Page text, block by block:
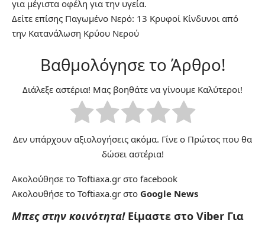
για μέγιστα οφέλη για την υγεία.
Δείτε επίσης Παγωμένο Νερό: 13 Κρυφοί Κίνδυνοι από
την Κατανάλωση Κρύου Νερού
Βαθμολόγησε το Άρθρο!
Διάλεξε αστέρια! Μας βοηθάτε να γίνουμε Καλύτεροι!
Δεν υπάρχουν αξιολογήσεις ακόμα. Γίνε ο Πρώτος που θα
δώσει αστέρια!
Ακολούθησε το Toftiaxa.gr στο facebook
Ακολουθήσε το Toftiaxa.gr στο Google News
Μπες στην κοινότητα! Είμαστε στο Viber Για